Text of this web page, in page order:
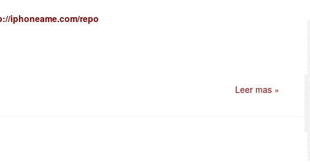
iphoneame.com/repo
Leer mas »